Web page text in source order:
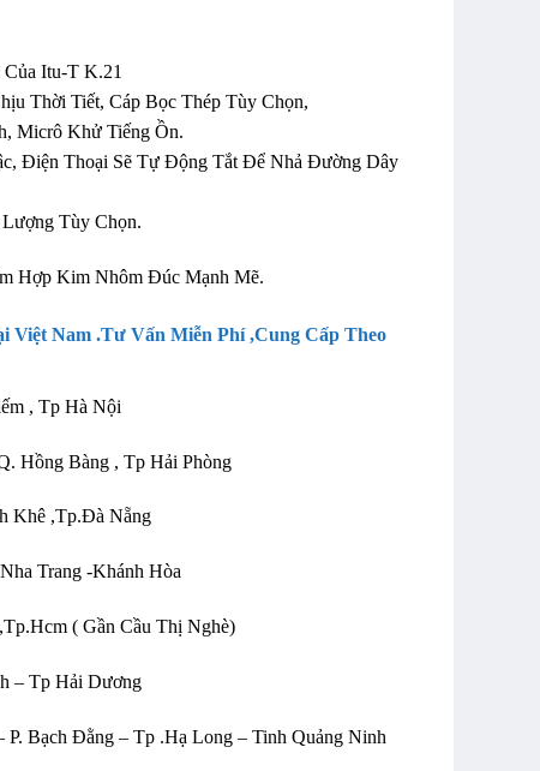
Itu-T K.21
Thời Tiết, Cáp Bọc Thép Tùy Chọn,
Micrô Khử Tiếng Ồn.
Điện Thoại Sẽ Tự Động Tắt Để Nhả Đường Dây
Tùy Chọn.
Hợp Kim Nhôm Đúc Mạnh Mẽ.
Nam .Tư Vấn Miễn Phí ,Cung Cấp Theo
, Tp Hà Nội
Hồng Bàng , Tp Hải Phòng
Khê ,Tp.Đà Nẵng
Trang -Khánh Hòa
( Gần Cầu Thị Nghè)
– Tp Hải Dương
Bạch Đằng – Tp .Hạ Long – Tinh Quảng Ninh